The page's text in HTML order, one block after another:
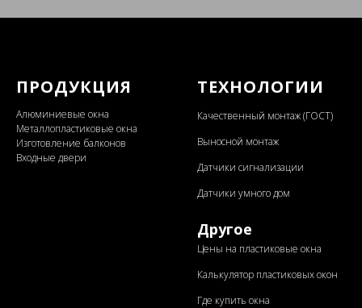
ПРОДУКЦИЯ
Алюминиевые окна
Металлопластиковые окна
Изготовление балконов
Входные двери
ТЕХНОЛОГИИ
Качественный монтаж (ГОСТ)
Выносной монтаж
Датчики сигнализации
Датчики умного дом
Другое
Цены на пластиковые окна
Калькулятор пластиковых окон
Где купить окна